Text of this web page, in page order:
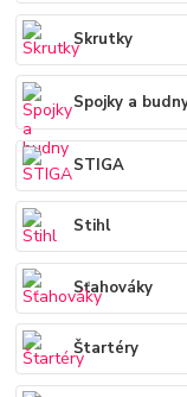
Skrutky
Spojky a
STIGA
Stihl
Sťahováky
Štartéry